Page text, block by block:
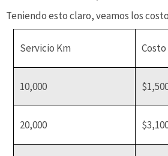
Teniendo esto claro, veamos los
Servicio Km Costo
10,000
20,000